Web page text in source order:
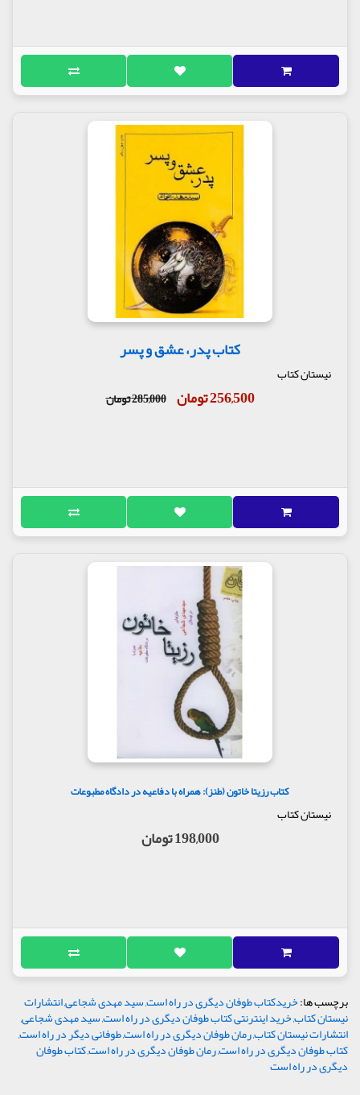
کتاب پدر، عشق و پسر
نیستان کتاب
256,500 تومان 285,000 تومان
کتاب رزیتا خاتون (طنز): همراه با دفاعیه در دادگاه مطبوعات
نیستان کتاب
198,000 تومان
برچسب ها:خریدکتاب طوفان دیگری در راه است,سید مهدی شجاعی,انتشارات
نیستان کتاب,خرید اینترنتی کتاب طوفان دیگری در راه است,سید مهدی شجاعی,
انتشارات نیستان کتاب,رمان طوفان دیگری در راه است,طوفانی دیگر در راه است,
کتاب طوفان دیگری در راه است,رمان طوفان دیگری در راه است,کتاب طوفان
دیگری در راه است